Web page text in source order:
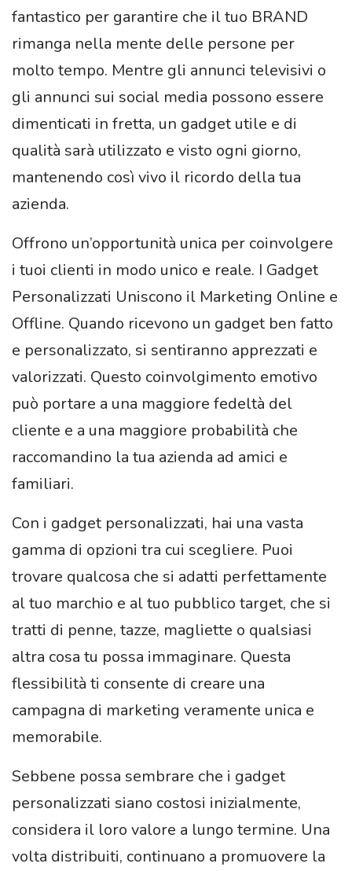
fantastico per garantire che il tuo BRAND
rimanga nella mente delle persone per
molto tempo. Mentre gli annunci televisivi o
gli annunci sui social media possono essere
dimenticati in fretta, un gadget utile e di
qualità sarà utilizzato e visto ogni giorno,
mantenendo così vivo il ricordo della tua
azienda.
Offrono un’opportunità unica per coinvolgere
i tuoi clienti in modo unico e reale. I Gadget
Personalizzati Uniscono il Marketing Online e
Offline. Quando ricevono un gadget ben fatto
e personalizzato, si sentiranno apprezzati e
valorizzati. Questo coinvolgimento emotivo
può portare a una maggiore fedeltà del
cliente e a una maggiore probabilità che
raccomandino la tua azienda ad amici e
familiari.
Con i gadget personalizzati, hai una vasta
gamma di opzioni tra cui scegliere. Puoi
trovare qualcosa che si adatti perfettamente
al tuo marchio e al tuo pubblico target, che si
tratti di penne, tazze, magliette o qualsiasi
altra cosa tu possa immaginare. Questa
flessibilità ti consente di creare una
campagna di marketing veramente unica e
memorabile.
Sebbene possa sembrare che i gadget
personalizzati siano costosi inizialmente,
considera il loro valore a lungo termine. Una
volta distribuiti, continuano a promuovere la